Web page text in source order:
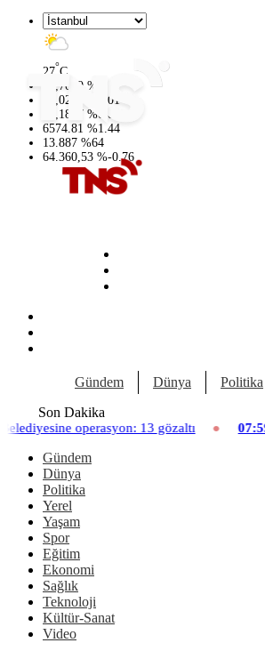
27°C
47,7069 %
55,0265
0.01
64,1897 %0.02
6574.81 %1.44
13.887 %64
64.360,53 %-0.76
Gündem Dünya Politika
Son Dakika
operasyon: 13 gözaltı 07:59
Gündem
Dünya
Politika
Yerel
Yaşam
Spor
Eğitim
Ekonomi
Sağlık
Teknoloji
Kültür-Sanat
Video